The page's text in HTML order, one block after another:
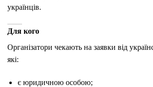
українців.
Для кого
Організатори чекають на заявки від
які:
є юридичною особою;